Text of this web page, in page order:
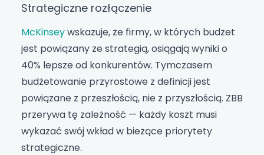
Strategiczne rozłączenie
McKinseywskazuje, że firmy, w których budżet
jest powiązany ze strategią, osiągają wyniki o
40% lepsze od konkurentów. Tymczasem
budżetowanie przyrostowe z definicji jest
powiązane z przeszłością, nie z przyszłością. ZBB
przerywa tę zależność — każdy koszt musi
wykazać swój wkład w bieżące priorytety
strategiczne.